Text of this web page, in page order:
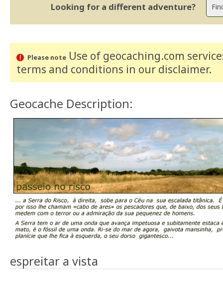
Looking for a different adventure?
Please noteUse of geocaching.com
terms and conditions in our disclaimer.
Geocache Description:
espreitar a vista